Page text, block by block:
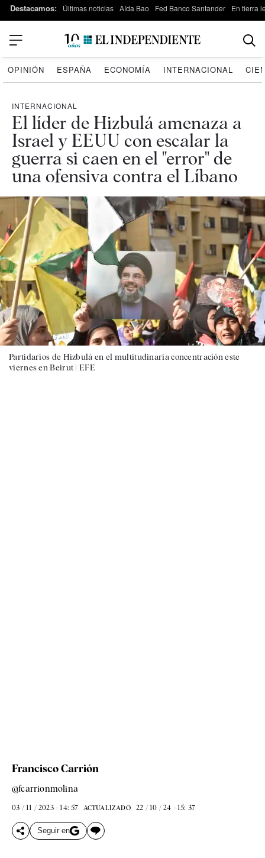
Destacamos: Últimas noticias Aída Bao Fed Banco Santander En tierra
OPINIÓN ESPAÑA ECONOMÍA INTERNACIONAL
INTERNACIONAL
El líder de Hizbulá amenaza a
Israel y EEUU con escalar la
guerra si caen en el "error" de
una ofensiva contra el Líbano
Partidarios de Hizbulá en el multitudinaria concentración este
viernes en Beirut |EFE
Francisco Carrión
@fcarrionmolina
03 / 11 / 2023 - 14: 57 ACTUALIZADO 22 / 10 / 24 - 15: 37
Seguir en